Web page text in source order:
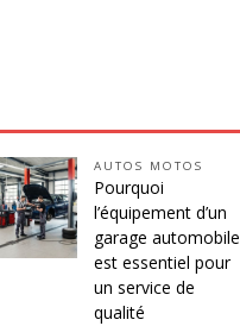
AUTOS MOTOS
Pourquoi
l’équipement d’un
garage automobile
est essentiel pour
un service de
qualité